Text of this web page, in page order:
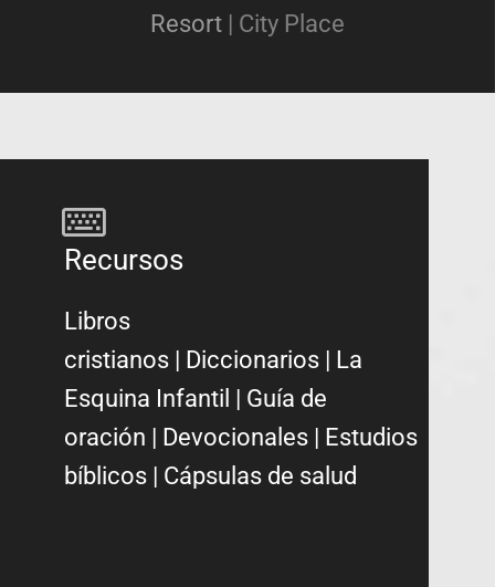
Resort| City Place
Recursos
Libros
cristianos | Diccionarios | La
Esquina Infantil | Guía de
oración | Devocionales | Estudios
bíblicos | Cápsulas de salud